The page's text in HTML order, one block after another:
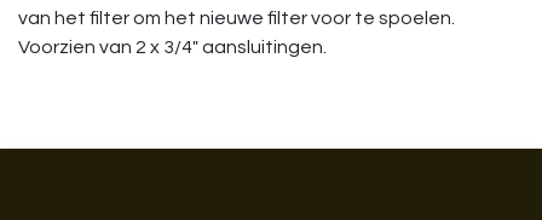
van het filter om het nieuwe filter voor te spoelen.
Voorzien van 2 x 3/4" aansluitingen.